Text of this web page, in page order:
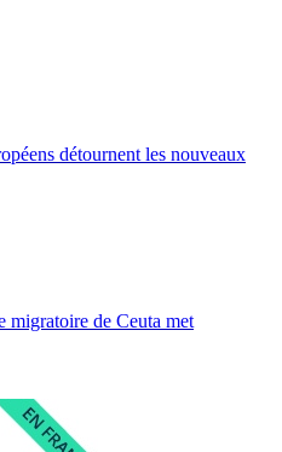
détournent les nouveaux
migratoire de Ceuta met